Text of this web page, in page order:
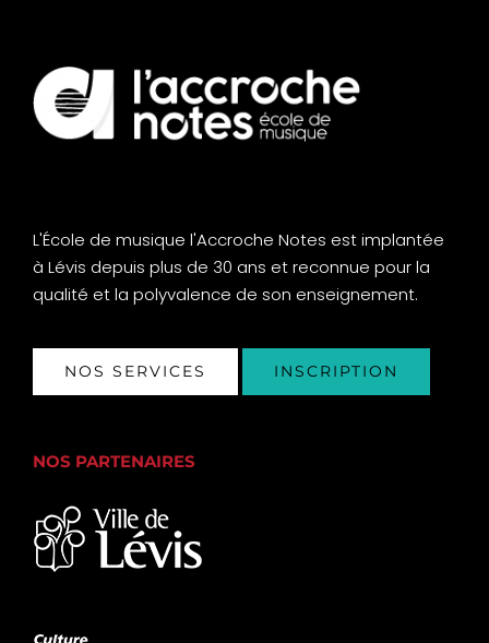
L'École de musique l'Accroche Notes est implantée
à Lévis depuis plus de 30 ans et reconnue pour la
qualité et la polyvalence de son enseignement.
NOS SERVICES INSCRIPTION
NOS PARTENAIRES